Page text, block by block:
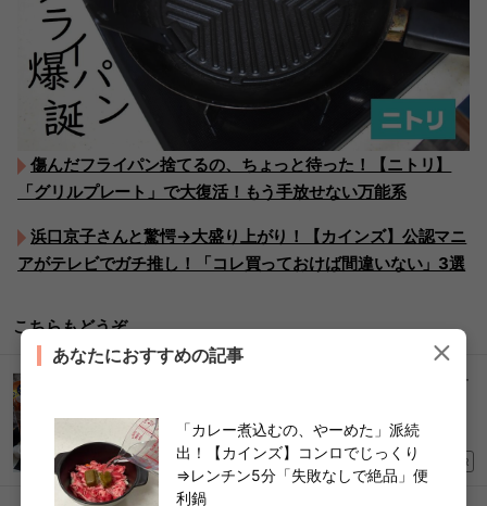
傷んだフライパン捨てるの、ちょっと待った！【ニトリ】
「グリルプレート」で大復活！もう手放せない万能系
浜口京子さんと驚愕→大盛り上がり！【カインズ】公認マニ
アがテレビでガチ推し！「コレ買っておけば間違いない」3選
こちらもどうぞ
コストコマニアが実践！【大人気ミニサイズのチ
る前に買い占めたい！」
2026/05/19 PR
あなたにおすすめの記事
「カレー煮込むの、やーめた」派続
出！【カインズ】コンロでじっくり
⇒レンチン5分「失敗なしで絶品」便
利鍋